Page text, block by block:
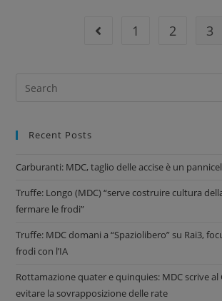
1 2 3
Recent Posts
Carburanti: MDC, taglio delle accise è un
Truffe: Longo (MDC) “serve costruire cultura
fermare le frodi”
Truffe: MDC domani a “Spaziolibero” su Rai3,
frodi con l’IA
Rottamazione quater e quinquies: MDC scrive
evitare la sovrapposizione delle rate